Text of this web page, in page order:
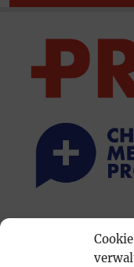
PRINTAUSGABE
Mediadaten